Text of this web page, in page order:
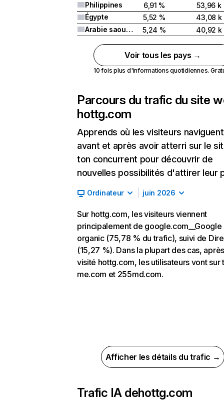
Philippines
6,91 %
53,96 k
Égypte
5,52 %
43,08 k
Arabie saoudite
5,24 % 40,92 k
Voir tous les pays →
10 fois plus d'informations quotidiennes.
Parcours du trafic du site
hottg.com
Apprends où les visiteurs naviguent
avant et après avoir atterri sur le
ton concurrent pour découvrir de
nouvelles possibilités d'attirer leur
Ordinateur juin 2026
Sur hottg.com, les visiteurs viennent
principalement de google.com__Google
organic (75,78 % du trafic), suivi de
(15,27 %). Dans la plupart des cas,
visité hottg.com, les utilisateurs vont sur
me.com et 255md.com.
Afficher les détails du trafic →
Trafic IA dehottg.com